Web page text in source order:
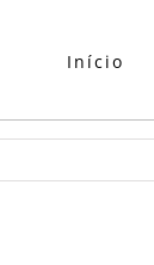
Início